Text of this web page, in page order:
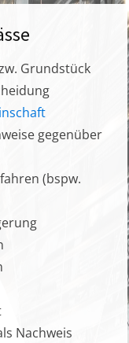
Grundstück
gegenüber
(bspw.
Nachweis